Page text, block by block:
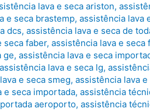
lava e seca ariston,
e seca brastemp, assistência lava
dcs, assistência lava e seca de
seca faber, assistência lava e seca
ge, assistência lava e seca
assistência lava e seca lg,
e seca smeg, assistência lava
e seca importada, assistência
aeroporto, assistência